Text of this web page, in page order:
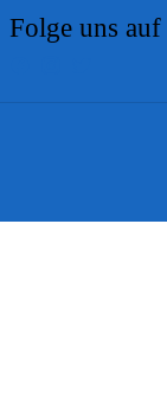
Folge uns auf